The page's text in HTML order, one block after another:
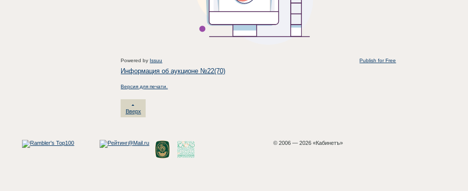
Powered by Issuu Publish for Free
Информация об аукционе №22(70)
Версия для печати.
Вверх
© 2006 — 2026 «Кабинетъ»